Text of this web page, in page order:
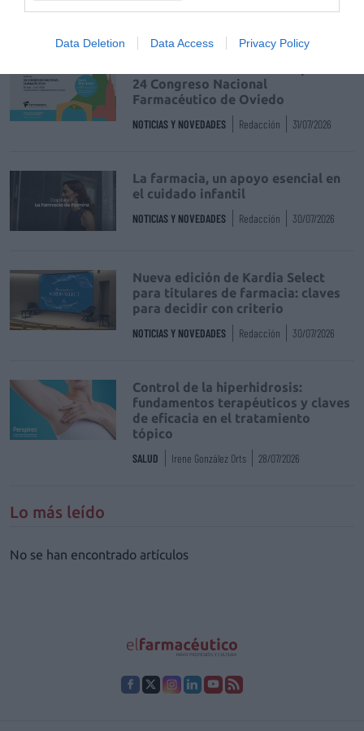
Data Deletion Data Access Privacy Policy
DIGITAL Isabel Marín Moral 28/07/2026
24 Congreso Nacional
Farmacéutico de Oviedo
NOTICIAS Y NOVEDADES Redacción 31/07/2026
La farmacia, un apoyo esencial en
el cuidado infantil
NOTICIAS Y NOVEDADES Redacción 30/07/2026
Nueva edición de Kardia Select
para titulares de farmacia: claves
para decidir con criterio
NOTICIAS Y NOVEDADES Redacción 30/07/2026
Control de la hiperhidrosis:
fundamentos terapéuticos y claves
de eficacia en el tratamiento
tópico
SALUD Irene González Orts 28/07/2026
Lo más leído
No se han encontrado artículos